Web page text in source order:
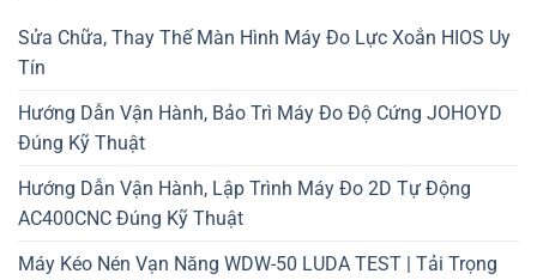
Sửa Chữa, Thay Thế Màn Hình Máy Đo Lực Xoắn HIOS Uy
Tín
Hướng Dẫn Vận Hành, Bảo Trì Máy Đo Độ Cứng JOHOYD
Đúng Kỹ Thuật
Hướng Dẫn Vận Hành, Lập Trình Máy Đo 2D Tự Động
AC400CNC Đúng Kỹ Thuật
Máy Kéo Nén Vạn Năng WDW-50 LUDA TEST | Tải Trọng